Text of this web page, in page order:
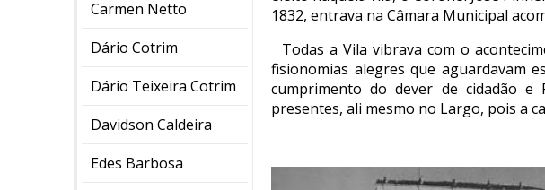
Carmen Netto
Dário Cotrim
Dário Teixeira Cotrim
Davidson Caldeira
Edes Barbosa
1832, entrava na Câmara Municipal
Todas a Vila vibrava com o
fisionomias alegres que aguardavam
cumprimento do dever de cidadão
presentes, ali mesmo no Largo, pois a